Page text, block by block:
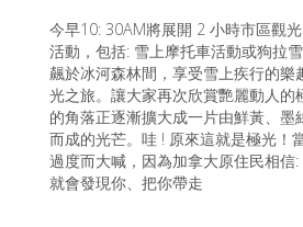
今早10: 30AM將展開 2 小時市區觀
活動，包括: 雪上摩托車活動或狗拉
飆於冰河森林間，享受雪上疾行的樂
光之旅。讓大家再次欣賞艷麗動人的
的角落正逐漸擴大成一片由鮮黃、墨
而成的光芒。哇 ! 原來這就是極光！
過度而大喊，因為加拿大原住民相信
就會發現你、把你帶走